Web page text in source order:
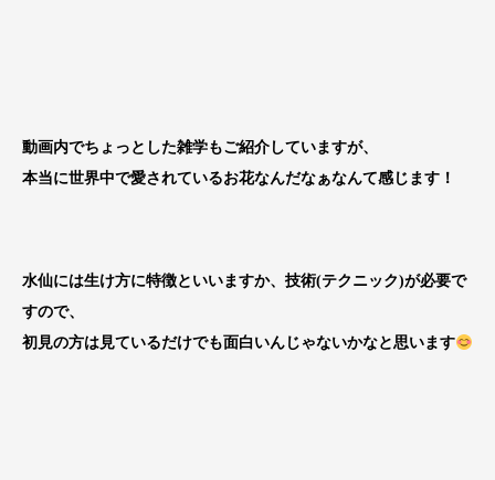
動画内でちょっとした雑学もご紹介していますが、
本当に世界中で愛されているお花なんだなぁなんて感じます！
水仙には生け方に特徴といいますか、技術(テクニック)が必要で
すので、
初見の方は見ているだけでも面白いんじゃないかなと思います